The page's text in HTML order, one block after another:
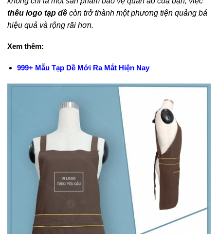
thêu logo tạp dề còn trở thành một phương tiện quảng bá
hiệu quả và rộng rãi hơn.
Xem thêm:
999+ Mẫu Tạp Dề Mới Ra Mắt Hiện Nay